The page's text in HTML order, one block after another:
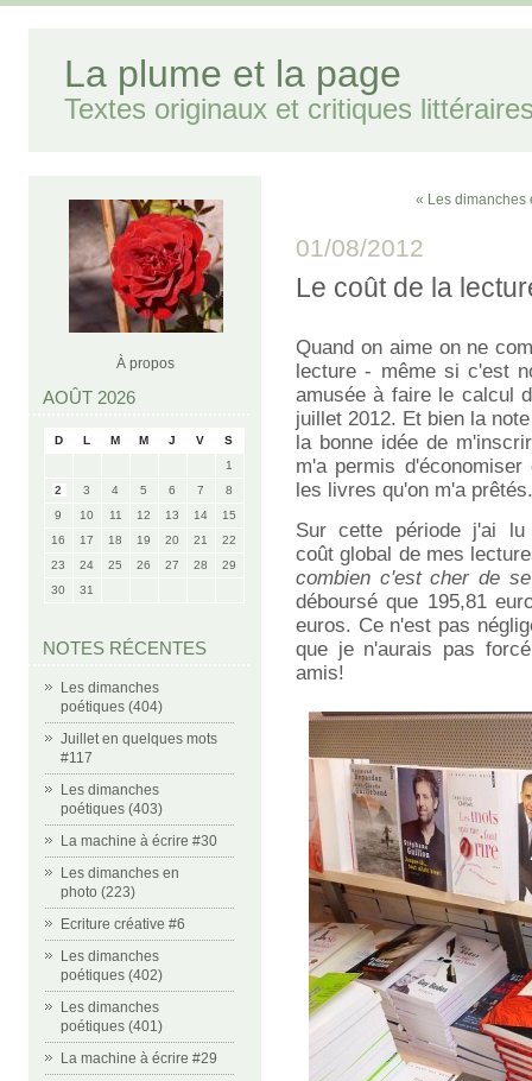
La plume et la page
Textes originaux et critiques
À propos
AOÛT 2026
D L M M J V
S
1
2
3 4 5 6 7
8
9
10 11 12 13 14
15
16
17 18 19 20 21
22
23
24 25 26 27 28
29
30
31
NOTES RÉCENTES
Les dimanches
poétiques (404)
Juillet en quelques mots
#117
Les dimanches
poétiques (403)
La machine à écrire #30
Les dimanches en
photo (223)
Ecriture créative #6
Les dimanches
poétiques (402)
Les dimanches
poétiques (401)
La machine à écrire #29
« Les dimanches
01/08/2012
Le coût de la
Quand on aime on ne
lecture - même si c'est
amusée à faire le calcul
juillet 2012. Et bien la
la bonne idée de
m'a permis
les livres qu'on m'a prêtés.
Sur cette période j'ai
coût global de mes
combien c'est cher de
déboursé que 195,81
euros. Ce n'est pas
que je n'aurais pas
amis!